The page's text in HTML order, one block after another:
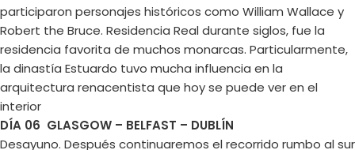
participaron personajes históricos como William Wallace y
Robert the Bruce. Residencia Real durante siglos, fue la
residencia favorita de muchos monarcas. Particularmente,
la dinastía Estuardo tuvo mucha influencia en la
arquitectura renacentista que hoy se puede ver en el
interior
DÍA 06 GLASGOW – BELFAST – DUBLÍN
Desayuno. Después continuaremos el recorrido rumbo al sur